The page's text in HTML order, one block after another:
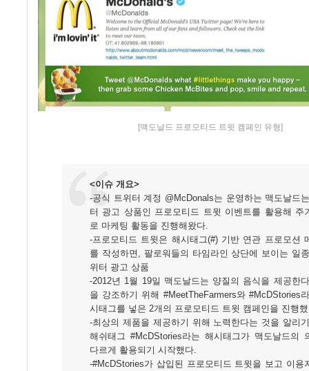
[맥도날드 프로모티드 트윗 캠페인 유형]
<이슈 개요>
-공식 트위터 계정 @McDonals는 운영하는 맥도날드
터 광고 상품인 프로모티드 트윗 이벤트를 활용해 주
로 마케팅 활동을 진행해왔다.
-프로모티드 트윗은 해시태그(#) 기반 연관 프로모션
를 작성하면, 팔로워들의 타임라인 상단에 보이는 일
위터 광고 상품
-2012년 1월 19일 맥도날드는 양질의 음식을 제공한
을 강조하기 위해 #MeetTheFarmers와 #McDStories
시태그를 넣은 2개의 프로모티드 트윗 캠페인을 진행
-최상의 제품을 제공하기 위해 노력한다는 것을 알리
해쉬태그 #McDStories라는 해시태그가 맥도날드의
다르게 활용되기 시작했다.
-#McDStories가 삽입된 프로모티드 트윗을 보고 이용